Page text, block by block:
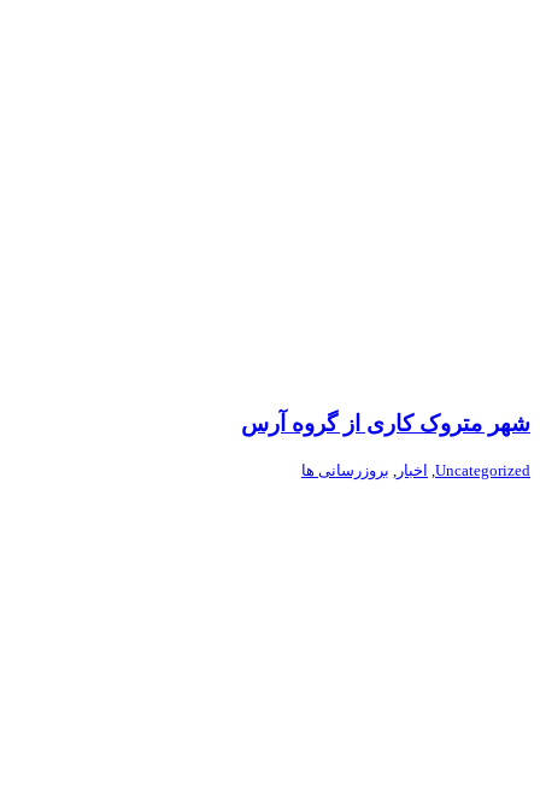
شهر متروک کاری از گروه آرس
Uncategorized
, اخبار , بروزرسانی ها